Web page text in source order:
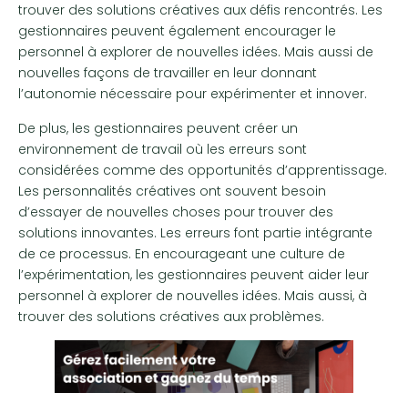
trouver des solutions créatives aux défis rencontrés. Les
gestionnaires peuvent également encourager le
personnel à explorer de nouvelles idées. Mais aussi de
nouvelles façons de travailler en leur donnant
l’autonomie nécessaire pour expérimenter et innover.
De plus, les gestionnaires peuvent créer un
environnement de travail où les erreurs sont
considérées comme des opportunités d’apprentissage.
Les personnalités créatives ont souvent besoin
d’essayer de nouvelles choses pour trouver des
solutions innovantes. Les erreurs font partie intégrante
de ce processus. En encourageant une culture de
l’expérimentation, les gestionnaires peuvent aider leur
personnel à explorer de nouvelles idées. Mais aussi, à
trouver des solutions créatives aux problèmes.